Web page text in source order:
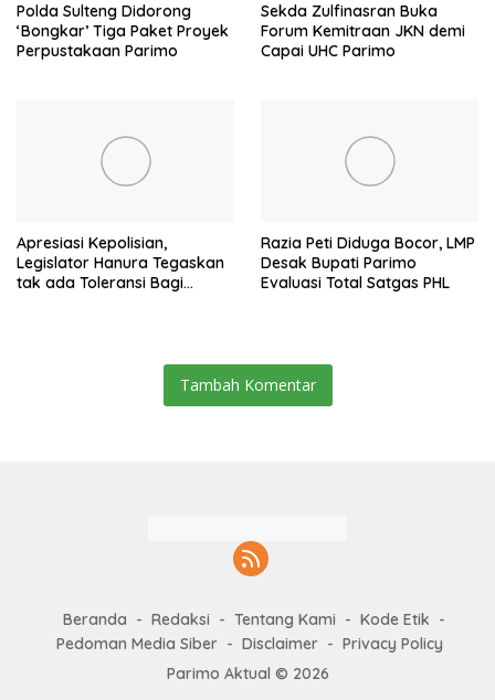
Polda Sulteng Didorong
‘Bongkar’ Tiga Paket Proyek
Perpustakaan Parimo
Sekda Zulfinasran Buka
Forum Kemitraan JKN demi
Capai UHC Parimo
Apresiasi Kepolisian,
Legislator Hanura Tegaskan
tak ada Toleransi Bagi
Razia Peti Diduga Bocor, LMP
Desak Bupati Parimo
Evaluasi Total Satgas PHL
Tambah Komentar
Beranda Redaksi Tentang Kami
Kode Etik
Pedoman Media Siber
Disclaimer
Privacy Policy
Parimo Aktual © 2026